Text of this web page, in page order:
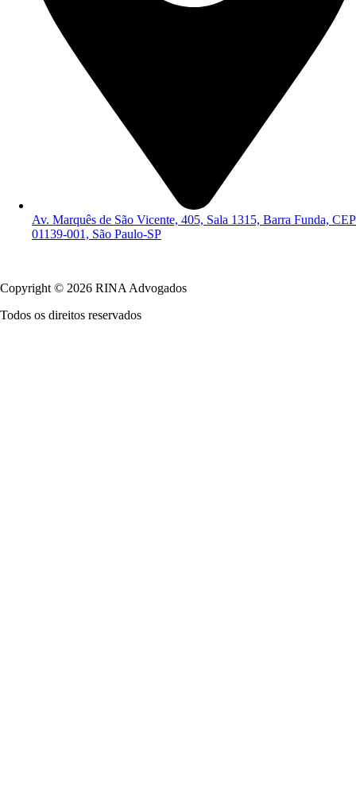
Av. Marquês de São Vicente, 405, Sala 1315, Barra Funda, CEP
01139-001, São Paulo-SP
Copyright © 2026 RINA Advogados
Todos os direitos reservados